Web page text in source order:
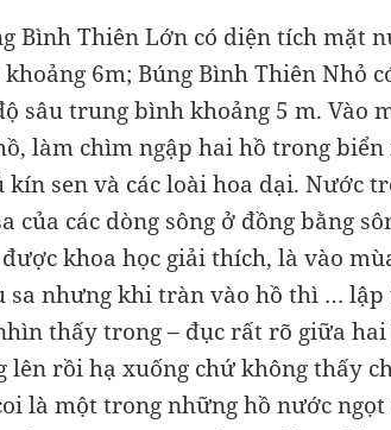
Bình Thiên Lớn có diện tích mặt
6m; Búng Bình Thiên Nhỏ
sâu trung bình khoảng 5 m. Vào
làm chìm ngập hai hồ trong
kín sen và các loài hoa dại. Nước
của các dòng sông ở đồng bằng
khoa học giải thích, là vào
sa nhưng khi tràn vào hồ thì …
thấy trong – đục rất rõ giữa
lên rồi hạ xuống chứ không thấy
là một trong những hồ nước